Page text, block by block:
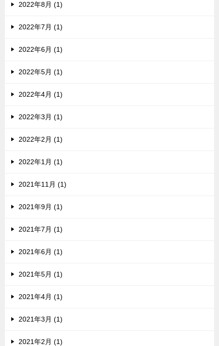
2022年8月 (1)
2022年7月 (1)
2022年6月 (1)
2022年5月 (1)
2022年4月 (1)
2022年3月 (1)
2022年2月 (1)
2022年1月 (1)
2021年11月 (1)
2021年9月 (1)
2021年7月 (1)
2021年6月 (1)
2021年5月 (1)
2021年4月 (1)
2021年3月 (1)
2021年2月 (1)